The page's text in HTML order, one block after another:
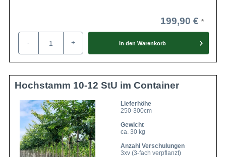
199,90 €
- + In den Warenkorb
Hochstamm 10-12 StU im Container
Lieferhöhe
250-300cm
Gewicht
ca. 30 kg
Anzahl Verschulungen
3xv (3-fach verpflanzt)